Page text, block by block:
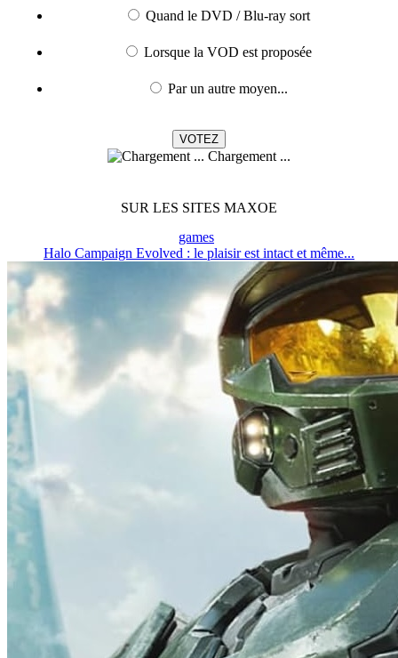
Quand le DVD / Blu-ray sort
Lorsque la VOD est proposée
Par un autre moyen...
Chargement ...
SUR LES SITES MAXOE
games
Halo Campaign Evolved : le plaisir est intact et même...